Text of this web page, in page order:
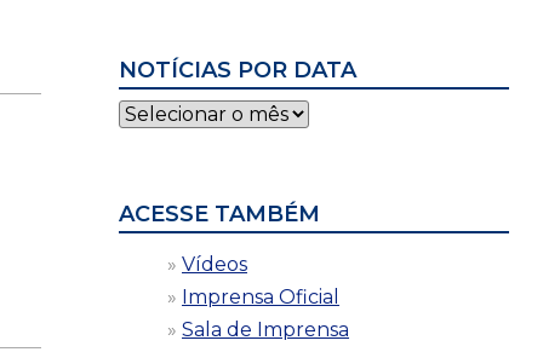
NOTÍCIAS POR DATA
Notícias
por
ACESSE TAMBÉM
Vídeos
Imprensa Oficial
Sala de Imprensa